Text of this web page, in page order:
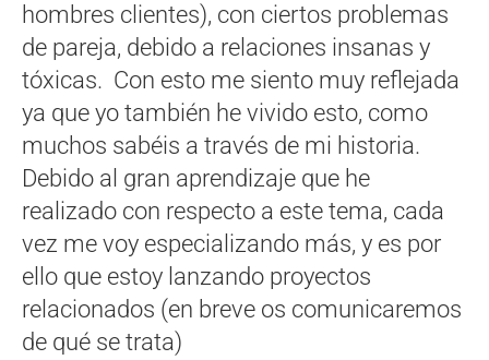
hombres clientes), con ciertos problemas
de pareja, debido a relaciones insanas y
tóxicas. Con esto me siento muy reflejada
ya que yo también he vivido esto, como
muchos sabéis a través de mi historia.
Debido al gran aprendizaje que he
realizado con respecto a este tema, cada
vez me voy especializando más, y es por
ello que estoy lanzando proyectos
relacionados (en breve os comunicaremos
de qué se trata)